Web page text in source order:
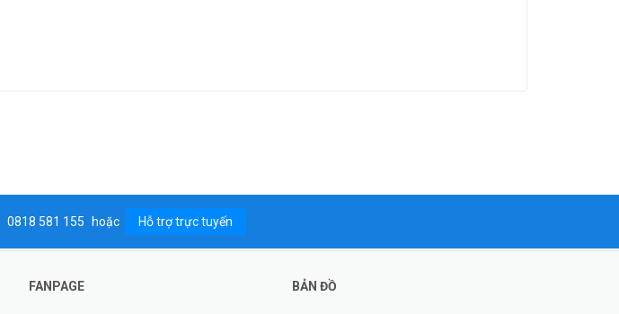
0818 581 155 hoặc Hỗ trợ trực tuyến
FANPAGE BẢN ĐỒ